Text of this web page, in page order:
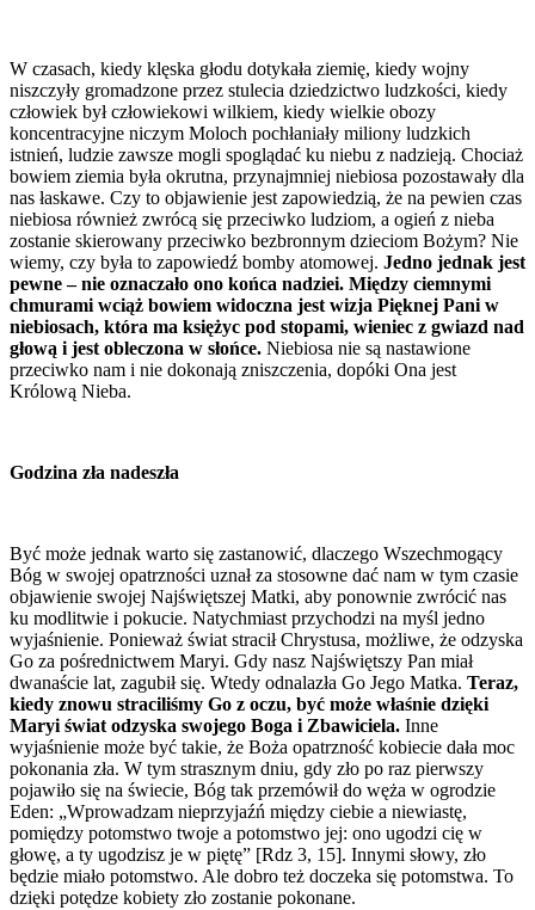
W czasach, kiedy klęska głodu dotykała ziemię, kiedy wojny
niszczyły gromadzone przez stulecia dziedzictwo ludzkości, kiedy
człowiek był człowiekowi wilkiem, kiedy wielkie obozy
koncentracyjne niczym Moloch pochłaniały miliony ludzkich
istnień, ludzie zawsze mogli spoglądać ku niebu z nadzieją. Chociaż
bowiem ziemia była okrutna, przynajmniej niebiosa pozostawały dla
nas łaskawe. Czy to objawienie jest zapowiedzią, że na pewien czas
niebiosa również zwrócą się przeciwko ludziom, a ogień z nieba
zostanie skierowany przeciwko bezbronnym dzieciom Bożym? Nie
wiemy, czy była to zapowiedź bomby atomowej. Jedno jednak jest
pewne – nie oznaczało ono końca nadziei. Między ciemnymi
chmurami wciąż bowiem widoczna jest wizja Pięknej Pani w
niebiosach, która ma księżyc pod stopami, wieniec z gwiazd nad
głową i jest obleczona w słońce. Niebiosa nie są nastawione
przeciwko nam i nie dokonają zniszczenia, dopóki Ona jest
Królową Nieba.
Godzina zła nadeszła
Być może jednak warto się zastanowić, dlaczego Wszechmogący
Bóg w swojej opatrzności uznał za stosowne dać nam w tym czasie
objawienie swojej Najświętszej Matki, aby ponownie zwrócić nas
ku modlitwie i pokucie. Natychmiast przychodzi na myśl jedno
wyjaśnienie. Ponieważ świat stracił Chrystusa, możliwe, że odzyska
Go za pośrednictwem Maryi. Gdy nasz Najświętszy Pan miał
dwanaście lat, zagubił się. Wtedy odnalazła Go Jego Matka. Teraz,
kiedy znowu straciliśmy Go z oczu, być może właśnie dzięki
Maryi świat odzyska swojego Boga i Zbawiciela. Inne
wyjaśnienie może być takie, że Boża opatrzność kobiecie dała moc
pokonania zła. W tym strasznym dniu, gdy zło po raz pierwszy
pojawiło się na świecie, Bóg tak przemówił do węża w ogrodzie
Eden: „Wprowadzam nieprzyjaźń między ciebie a niewiastę,
pomiędzy potomstwo twoje a potomstwo jej: ono ugodzi cię w
głowę, a ty ugodzisz je w piętę” [Rdz 3, 15]. Innymi słowy, zło
będzie miało potomstwo. Ale dobro też doczeka się potomstwa. To
dzięki potędze kobiety zło zostanie pokonane.